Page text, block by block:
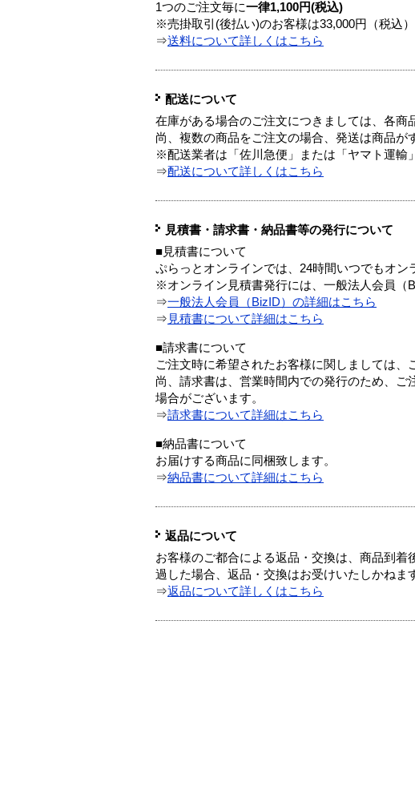
1つのご注文毎に一律1,100円(税込)
※売掛取引(後払い)のお客様は33,000円（税込
⇒送料について詳しくはこちら
配送について
在庫がある場合のご注文につきましては、各商
尚、複数の商品をご注文の場合、発送は商品が
※配送業者は「佐川急便」または「ヤマト運輸
⇒配送について詳しくはこちら
見積書・請求書・納品書等の発行について
■見積書について
ぷらっとオンラインでは、24時間いつでもオン
※オンライン見積書発行には、一般法人会員（
⇒一般法人会員（BizID）の詳細はこちら
⇒ 見積書について詳細はこちら
■請求書について
ご注文時に希望されたお客様に関しましては、
尚、請求書は、営業時間内での発行のため、
場合がございます。
⇒請求書について詳細はこちら
■納品書について
お届けする商品に同梱致します。
⇒納品書について詳細はこちら
返品について
お客様のご都合による返品・交換は、商品到
過した場合、返品・交換はお受けいたしかねま
⇒返品について詳しくはこちら